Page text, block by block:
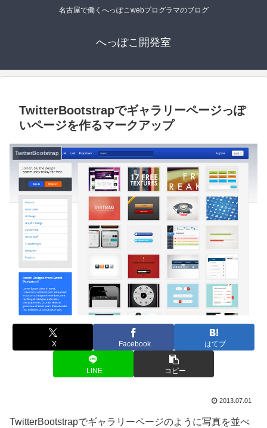
名古屋で働くへっぽこwebプログラマのブログ
へっぽこ開発室
TwitterBootstrapでギャラリーページっぽ
いページを作るマークアップ
TwitterBootstrap
X Facebook はてブ
LINE コピー
2013.07.01
TwitterBootstrapでギャラリーページのように写真を並べ